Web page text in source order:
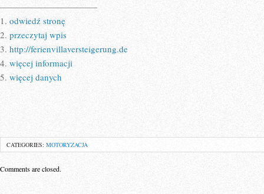
———————————
1. odwiedź stronę
2. przeczytaj wpis
3. http://ferienvillaversteigerung.de
4. więcej informacji
5. więcej danych
CATEGORIES: MOTORYZACJA
Comments are closed.